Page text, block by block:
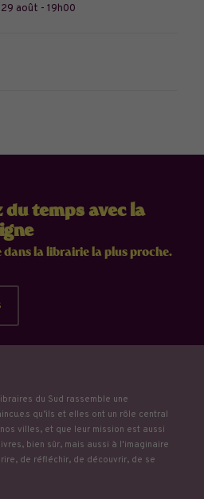
29 août - 19h00
du temps avec la
la librairie la plus proche.
du Sud rassemble une
qu’ils et elles ont un rôle central
villes, et que leur mission est aussi
bien sûr, mais aussi à l'imaginaire
de réfléchir, de découvrir, de se